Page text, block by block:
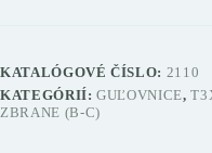
KATALÓGOVÉ ČÍSLO: 2110
KATEGÓRIÍ:GUĽOVNICE,
ZBRANE (B-C)